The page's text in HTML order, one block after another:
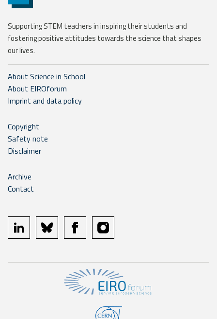
Supporting STEM teachers in inspiring their students and
fostering positive attitudes towards the science that shapes
our lives.
About Science in School
About EIROforum
Imprint and data policy
Copyright
Safety note
Disclaimer
Archive
Contact
linkedin bluesky facebookinstagram